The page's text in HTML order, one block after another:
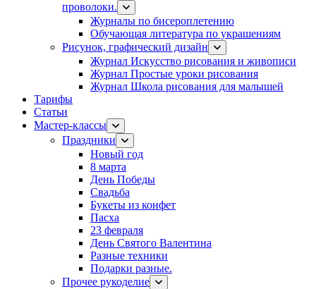
проволоки.
Журналы по бисероплетению
Обучающая литература по украшениям
Рисунок, графический дизайн
Журнал Искусство рисования и живописи
Журнал Простые уроки рисования
Журнал Школа рисования для малышей
Тарифы
Статьи
Мастер-классы
Праздники
Новый год
8 марта
День Победы
Свадьба
Букеты из конфет
Пасха
23 февраля
День Святого Валентина
Разные техники
Подарки разные.
Прочее рукоделие